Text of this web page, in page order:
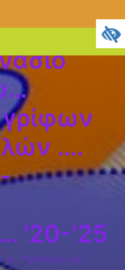
….
'20-'25
ά… Προτάσεις και